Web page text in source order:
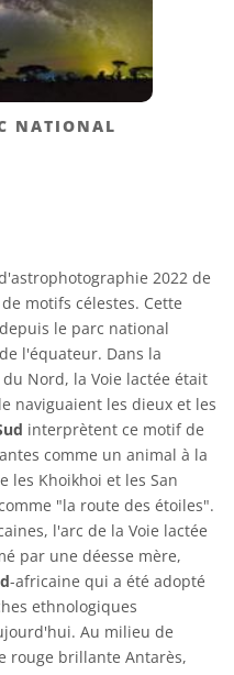
NATIONAL
2022 de
motifs célestes. Cette
le parc national
l'équateur. Dans la
Nord, la Voie lactée était
naviguaient les dieux et les
interprètent ce motif de
comme un animal à la
les Khoikhoi et les San
"la route des étoiles".
l'arc de la Voie lactée
par une déesse mère,
-africaine qui a été adopté
ethnologiques
Au milieu de
rouge brillante Antarès,